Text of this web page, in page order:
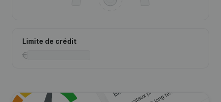
Limite de crédit